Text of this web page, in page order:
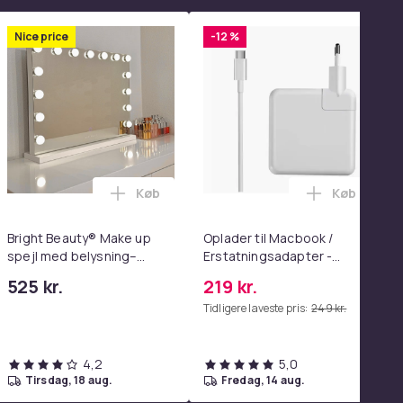
Pink i kurven
spejl - schminke spejl med lys - hvid - dæmpbar med tre
Justerbar Ryg & Sæde, 300 kg Belastning i
Knuser med Sikkerhedssele Skærer - Nødudgangsværktøj,
Nice price
Bright Beauty® Make up
spejl med belysning–
cm – 15 LED-lys – 3
525 kr.
Læg Bright Beauty® Make up spejl med
Køb
4,2
tirsdag, 18 aug.
-12 %
Oplader til Macbook /
Erstatningsadapter -
219 kr.
Tidligere laveste pris: 249 kr.
Læg
Køb
5,0
fredag, 14 aug.